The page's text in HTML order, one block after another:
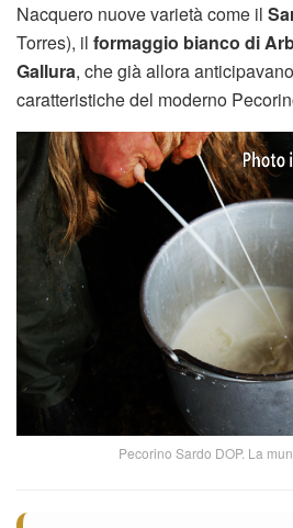
Nacquero nuove varietà come il
Torres), il formaggio bianco di
Gallura, che già allora
caratteristiche del moderno
Pecorino Sardo DOP. La